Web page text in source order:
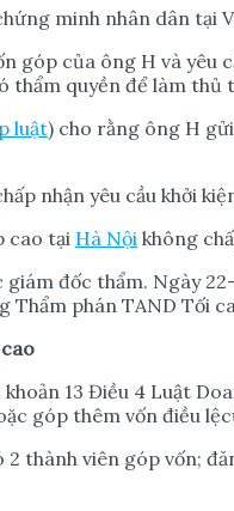
minh nhân dân
góp của ông H và
thẩm quyền để làm
luật) cho rằng ông H
nhận yêu cầu khởi
cao tại Hà Nội không
đốc thẩm. Ngày
phán TAND Tối
13 Điều 4 Luật
góp thêm vốn điều
thành viên góp vốn;